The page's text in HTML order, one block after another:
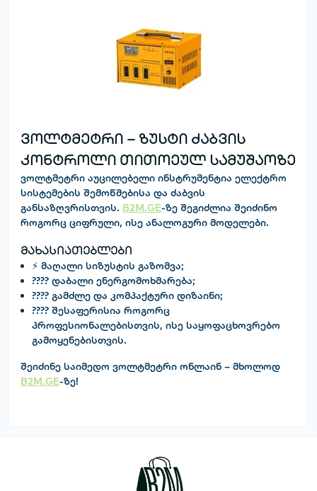
ვოლტმეტრი – ზუსტი ძაბვის
კონტროლი თითოეულ სამუშაოზე
ვოლტმეტრი აუცილებელი ინსტრუმენტია ელექტრო
სისტემების შემოწმებისა და ძაბვის
განსაზღვრისთვის. B2M.GE-ზე შეგიძლია შეიძინო
როგორც ციფრული, ისე ანალოგური მოდელები.
მახასიათებლები
⚡ მაღალი სიზუსტის გაზომვა;
???? დაბალი ენერგომოხმარება;
???? გამძლე და კომპაქტური დიზაინი;
???? შესაფერისია როგორც
პროფესიონალებისთვის, ისე საყოფაცხოვრებო
გამოყენებისთვის.
შეიძინე საიმედო ვოლტმეტრი ონლაინ – მხოლოდ
B2M.GE-ზე!